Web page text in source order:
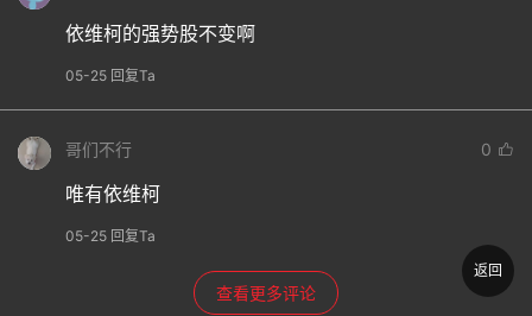
依维柯的强势股不变啊
05-25 回复Ta
哥们不行 0
唯有依维柯
05-25 回复Ta
查看更多评论
返回